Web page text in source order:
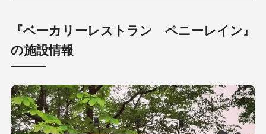
『ベーカリーレストラン ペニーレイン』
の施設情報